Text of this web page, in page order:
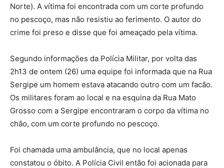
Norte). A vítima foi encontrada com um corte profundo
no pescoço, mas não resistiu ao ferimento. O autor do
crime foi preso e disse que foi ameaçado pela vítima.
Segundo informações da Polícia Militar, por volta das
2h13 de ontem (26) uma equipe foi informada que na Rua
Sergipe um homem estava atacando outro com um facão.
Os militares foram ao local e na esquina da Rua Mato
Grosso com a Sergipe encontraram o corpo da vítima no
chão, com um corte profundo no pescoço.
Foi chamada uma ambulância, que no local apenas
constatou o óbito. A Polícia Civil então foi acionada para